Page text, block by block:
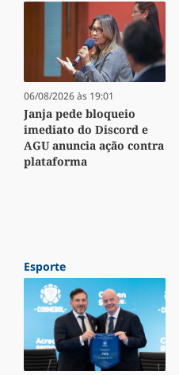
06/08/2026 às 19:01
Janja pede bloqueio
imediato do Discord e
AGU anuncia ação contra
plataforma
Esporte